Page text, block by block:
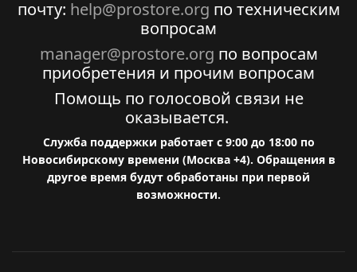
почту: help@prostore.org по техническим
вопросам
manager@prostore.org по вопросам
приобретения и прочим вопросам
Помощь по голосовой связи не
оказывается.
Служба поддержки работает с 9:00 до 18:00 по
Новосибирскому времени (Москва +4). Обращения в
другое время будут обработаны при первой
возможности.